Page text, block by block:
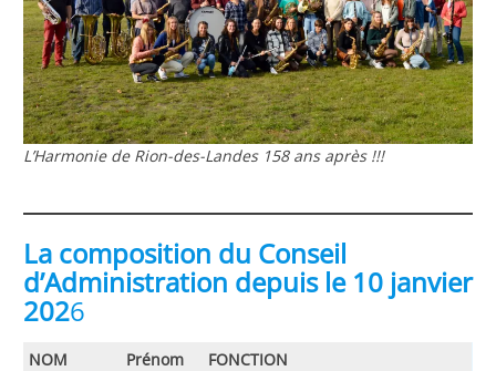
L’Harmonie de Rion-des-Landes 158 ans après !!!
La composition du Conseil
d’Administration depuis le 10 janvier
2026
NOM Prénom
FONCTION